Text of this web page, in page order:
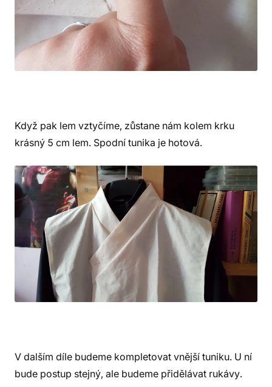
Když pak lem vztyčíme, zůstane nám kolem krku
krásný 5 cm lem. Spodní tunika je hotová.
V dalším díle budeme kompletovat vnější tuniku. U ní
bude postup stejný, ale budeme přidělávat rukávy.